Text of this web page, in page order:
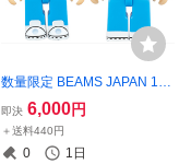
数量限定 BEAMS JAPAN 1周
年記念 スチャダラパー ezモ
ック 100%ベアブリック/未開
封
即決 6,000円
＋送料440円
0 1日